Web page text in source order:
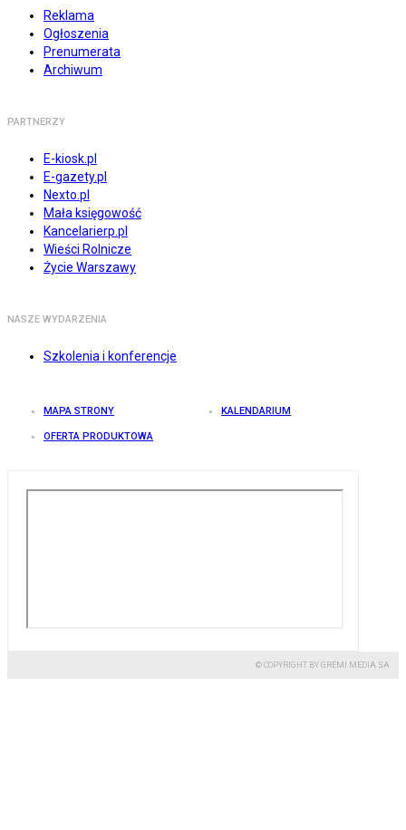
Reklama
Ogłoszenia
Prenumerata
Archiwum
PARTNERZY
E-kiosk.pl
E-gazety.pl
Nexto.pl
Mała księgowość
Kancelarierp.pl
Wieści Rolnicze
Życie Warszawy
NASZE WYDARZENIA
Szkolenia i konferencje
MAPA STRONY KALENDARIUM
OFERTA PRODUKTOWA
© COPYRIGHT BY GREMI MEDIA SA